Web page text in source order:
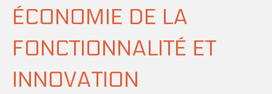
ÉCONOMIE DE LA
FONCTIONNALITÉ ET
INNOVATION